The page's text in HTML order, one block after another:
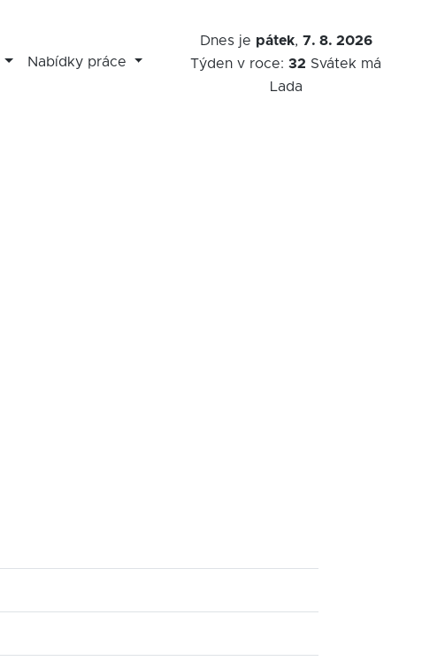
Nabídky práce
Dnes je pátek, 7. 8. 2026
Týden v roce:32 Svátek má
Lada